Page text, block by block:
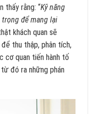
thấy rằng: “Kỹ năng
để mang lại
khách quan sẽ
thu thập, phân tích,
cơ quan tiến hành tố
đó ra những phán